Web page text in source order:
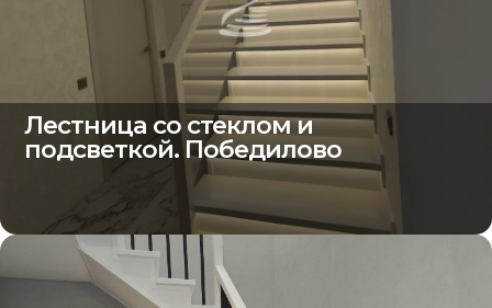
Лестница со стеклом и
подсветкой. Победилово